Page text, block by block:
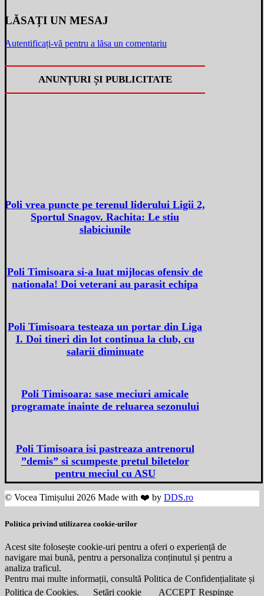
LĂSAȚI UN MESAJ
Autentificați-vă pentru a lăsa un comentariu
ANUNȚURI ȘI PUBLICITATE
Poli vrea puncte pe terenul liderului Ligii 2,
Sportul Snagov. Rachita: Le stiu
slabiciunile
Poli Timisoara si-a luat mijlocas ofensiv de
nationala! Doi veterani au parasit echipa
Poli Timisoara testeaza un portar din Liga
I. Doi tineri din lot continua la club, cu
salarii diminuate
Poli Timisoara: sase meciuri amicale
programate inainte de reluarea sezonului
Poli Timisoara isi pastreaza antrenorul
”demis” si scumpeste pretul biletelor
pentru meciul cu ASU
© Vocea Timișului 2026 Made with ❤️ by DDS.ro
Politica privind utilizarea cookie-urilor
Acest site folosește cookie-uri pentru a oferi o experiență de
navigare mai bună, pentru a personaliza conținutul și pentru a
analiza traficul.
Pentru mai multe informații, consultă Politica de Confidențialitate și
Politica de Cookies.
Setări cookie ACCEPT Respinge